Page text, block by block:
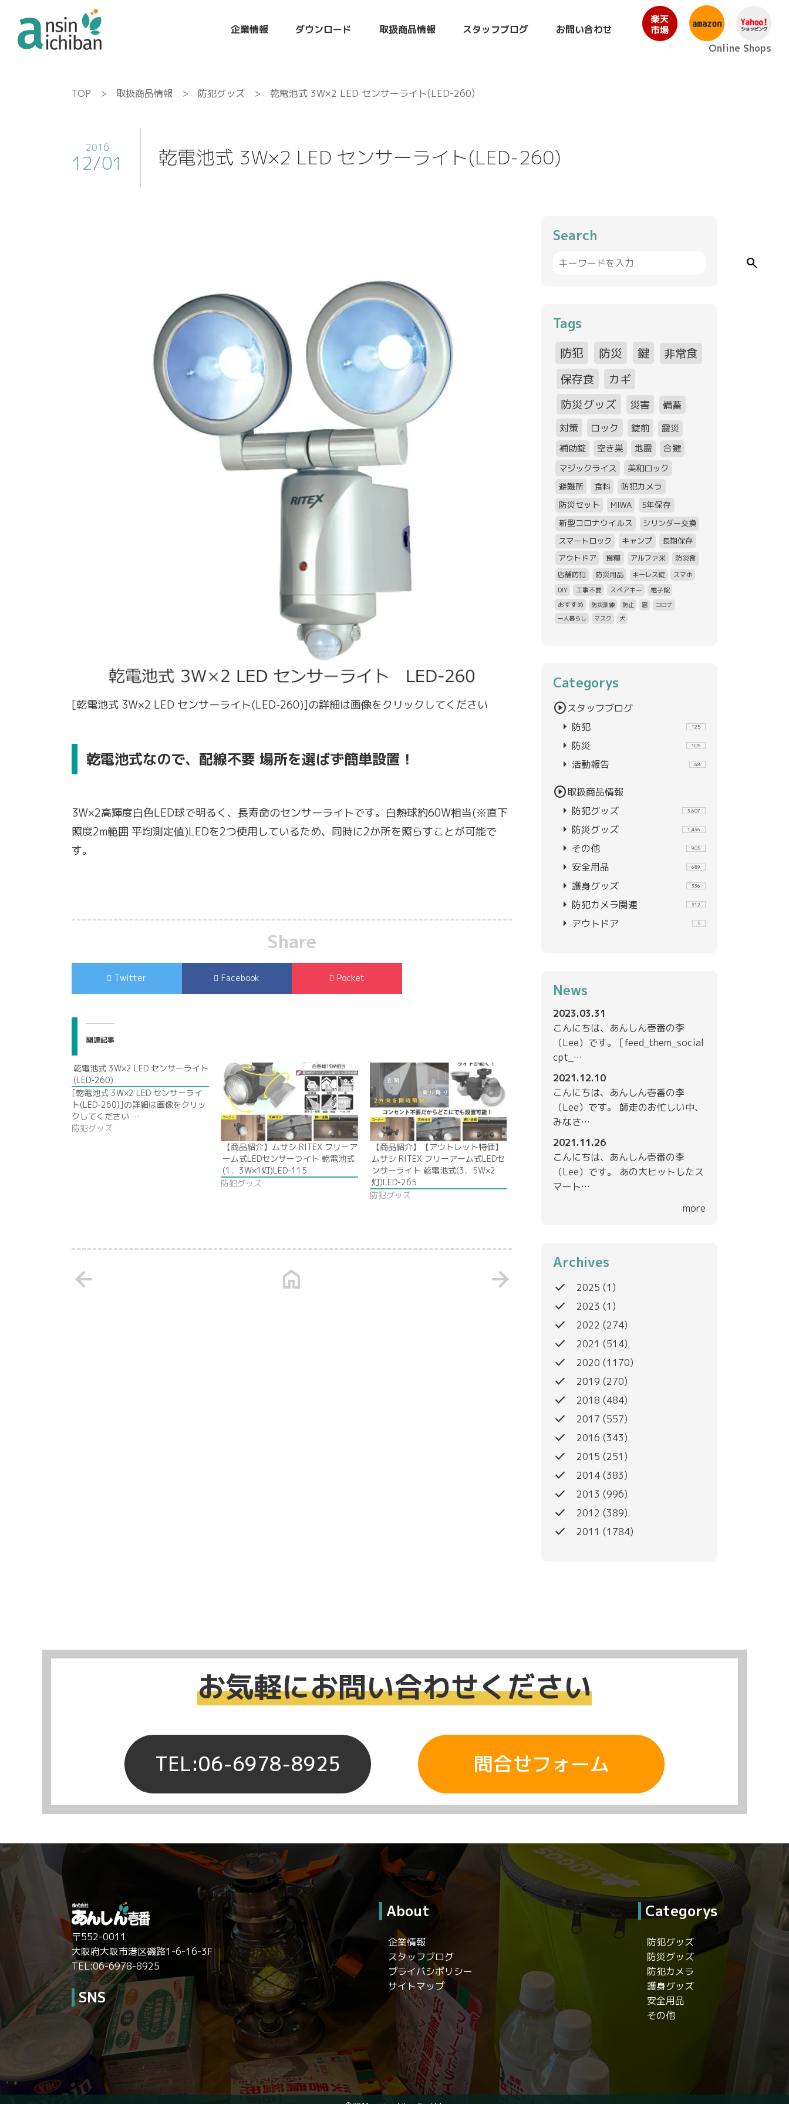
企業情報 ダウンロード 取扱商品情報 スタッフブログ
お問い合わせ
Online Shops
TOP > 取扱商品情報 > 防犯グッズ > 乾電池式 3W×2 LED センサーライト(LED-260)
2016
12/01 乾電池式 3W×2 LED センサーライト(LED-260)
[乾電池式 3W×2 LED センサーライト(LED-260)]の詳細は画像をクリックしてください
乾電池式なので、配線不要 場所を選ばず簡単設置！
3W×2高輝度白色LED球で明るく、長寿命のセンサーライトです。白熱球約60W相当(※直下
照度2m範囲 平均測定値)LEDを2つ使用しているため、同時に2か所を照らすことが可能で
す。
Share
Twitter Facebook Pocket
関連記事
乾電池式 3W×2 LED センサーライト
(LED-260)
[乾電池式 3W×2 LED センサーライ
ト(LED-260)]の詳細は画像をクリッ
クしてください …
防犯グッズ
【商品紹介】ムサシ RITEX フリーア
ーム式LEDセンサーライト 乾電池式
(1．3W×1灯)LED-115
防犯グッズ
【商品紹介】【アウトレット特価】
ムサシ RITEX フリーアーム式LEDセ
ンサーライト 乾電池式(3．5W×2
灯)LED-265
防犯グッズ
arrow_back home arrow_forward
Search
search
Tags
防犯 防災 鍵 非常食
保存食
カギ
防災グッズ
災害
備蓄
対策
ロック 錠前
震災
補助錠
空き巣 地震
合鍵
マジックライス
美和ロック
避難所 食料
防犯カメラ
防災セット
MIWA
5年保存
新型コロナウイルス
シリンダー交換
スマートロック
キャンプ
長期保存
アウトドア
食糧 アルファ米
防災食
店舗防犯
防災用品 キーレス錠
スマホ
DIY
工事不要 スペアキー
電子錠
おすすめ
防災訓練 防止 窓
コロナ
一人暮らし
マスク 犬
Categorys
play_circleスタッフブログ
arrow_right 防犯 125
arrow_right 防災 105
arrow_right 活動報告 68
play_circle取扱商品情報
arrow_right 防犯グッズ 3,607
arrow_right 防災グッズ 1,436
arrow_right その他 905
arrow_right 安全用品 689
arrow_right 護身グッズ 336
arrow_right 防犯カメラ関連 312
arrow_right アウトドア 5
News
2023.03.31
こんにちは、あんしん壱番の李
（Lee）です。 [feed_them_social
cpt_…
2021.12.10
こんにちは、あんしん壱番の李
（Lee）です。 師走のお忙しい中、
みなさ…
2021.11.26
こんにちは、あんしん壱番の李
（Lee）です。 あの大ヒットしたス
マート…
more
Archives
done 2025 (1)
done 2023 (1)
done 2022 (274)
done 2021 (514)
done 2020 (1170)
done 2019 (270)
done 2018 (484)
done 2017 (557)
done 2016 (343)
done 2015 (251)
done 2014 (383)
done 2013 (996)
done 2012 (389)
done 2011 (1784)
お気軽にお問い合わせください
TEL:06-6978-8925 問合せフォーム
〒552-0011
大阪府大阪市港区磯路1-6-16-3F
TEL:06-6978-8925
SNS
About
企業情報
スタッフブログ
プライバシポリシー
サイトマップ
Categorys
防犯グッズ
防災グッズ
防犯カメラ
護身グッズ
安全用品
その他